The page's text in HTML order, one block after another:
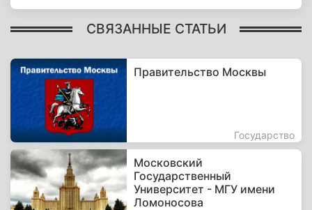
СВЯЗАННЫЕ СТАТЬИ
Правительство Москвы
Государство
Московский
Государственный
Университет - МГУ имени
Ломоносова